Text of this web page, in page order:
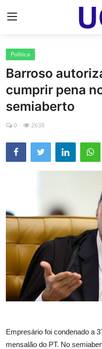
Home
UOL Email Entrar
UOL ADS
Uol pt Bate Papo Gratis
Dólar Cotação de Hoje
Esporte
Política
Tecnologia e Games
Política
Barroso
cumprir pena
semiaberto
0 2638
Empresário foi condenado a
mensalão do PT. No